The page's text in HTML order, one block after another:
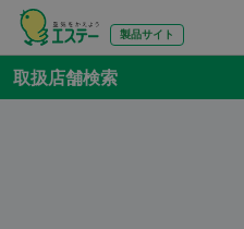
製品サイト
取扱店舗検索